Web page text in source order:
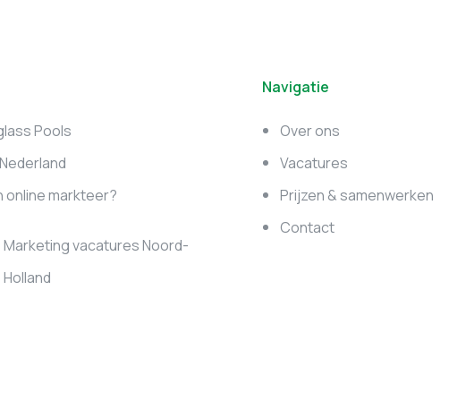
Pools
online markteer?
Marketing vacatures Noord-
Holland
Navigatie
Over ons
Vacatures
Prijzen & samenwerken
Contact